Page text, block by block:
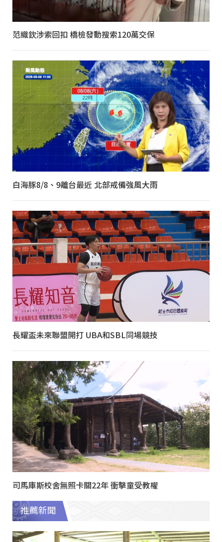
范織欽涉索回扣 橋檢發動搜索120萬交保
白海豚8/8、9離台最近 北部戒備強風大雨
長耀盃未來聯盟開打 UBA和SBL同場競技
司馬庫斯校舍無照卡關22年 衝擊童受教權
推薦新聞